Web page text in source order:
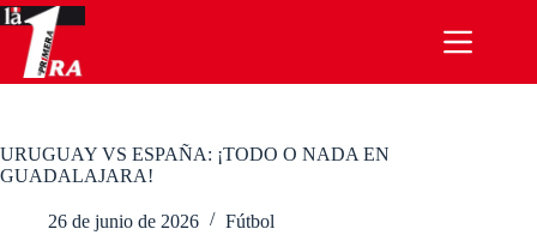
Saltar
al
contenido
URUGUAY VS ESPAÑA: ¡TODO O NADA EN
GUADALAJARA!
26 de junio de 2026 Fútbol